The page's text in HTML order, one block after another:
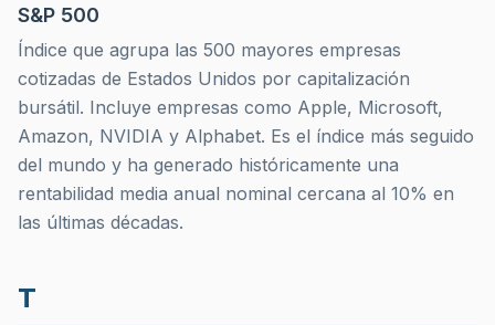
S&P 500
Índice que agrupa las 500 mayores empresas
cotizadas de Estados Unidos por capitalización
bursátil. Incluye empresas como Apple, Microsoft,
Amazon, NVIDIA y Alphabet. Es el índice más seguido
del mundo y ha generado históricamente una
rentabilidad media anual nominal cercana al 10% en
las últimas décadas.
T